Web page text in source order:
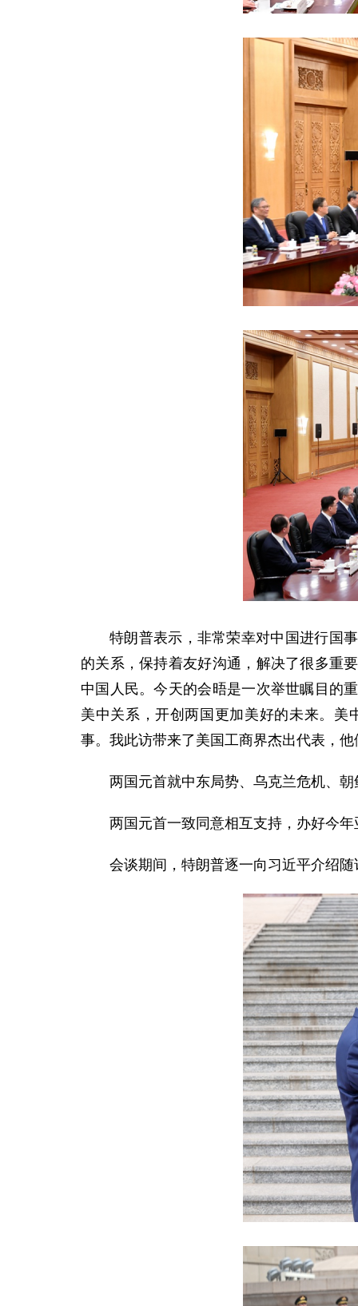
特朗普表示，非常荣幸对中国进行国
的关系，保持着友好沟通，解决了很多重
中国人民。今天的会晤是一次举世瞩目的
美中关系，开创两国更加美好的未来。
事。我此访带来了美国工商界杰出代表，
两国元首就中东局势、乌克兰危机、
两国元首一致同意相互支持，办好今
会谈期间，特朗普逐一向习近平介绍